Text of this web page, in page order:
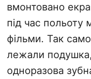
вмонтовано
під час польоту
фільми. Так
лежали
одноразова